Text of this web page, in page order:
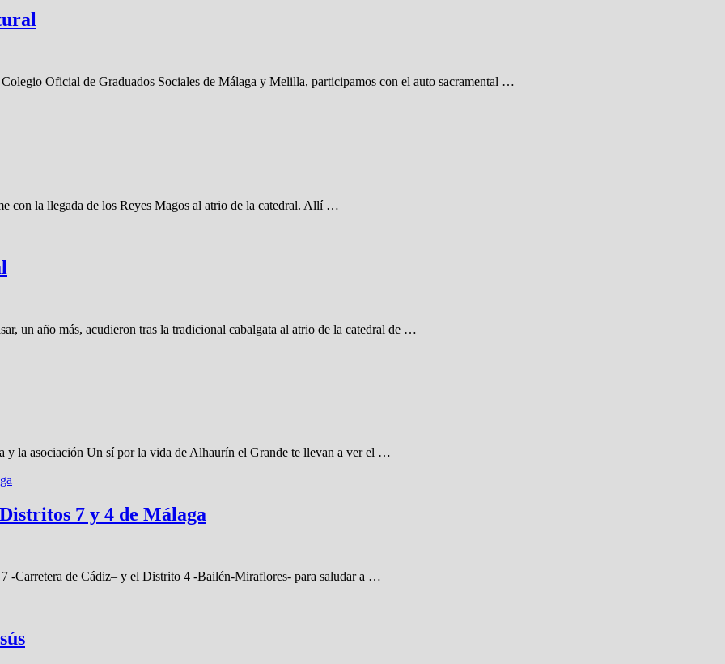
Oficial de Graduados Sociales de Málaga y Melilla, participamos con el auto sacramental …
con la llegada de los Reyes Magos al atrio de la catedral. Allí …
un año más, acudieron tras la tradicional cabalgata al atrio de la catedral de …
la asociación Un sí por la vida de Alhaurín el Grande te llevan a ver el …
7 y 4 de Málaga
-Carretera de Cádiz– y el Distrito 4 -Bailén-Miraflores- para saludar a …